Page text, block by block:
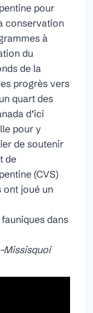
pour
conservation
à
du
de la
progrès vers
quart des
d’ici
pour y
de soutenir
de
(CVS)
ont joué un
dans